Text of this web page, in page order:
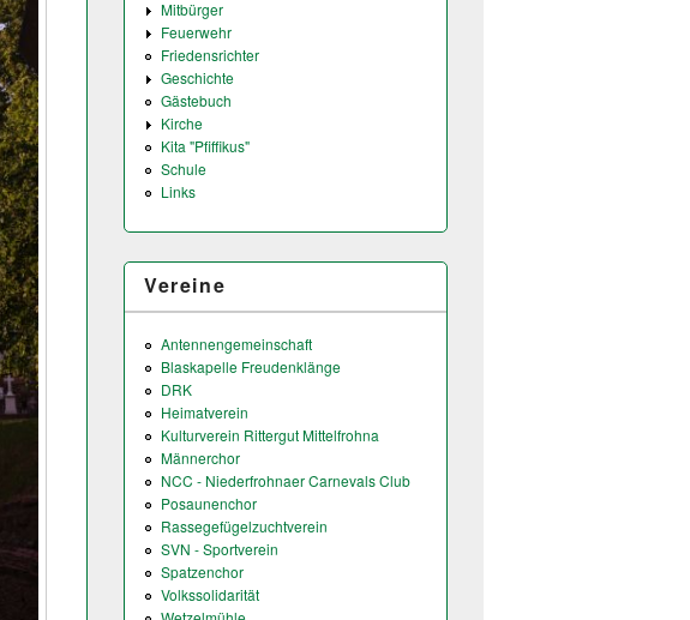
Mitbürger
Feuerwehr
Friedensrichter
Geschichte
Gästebuch
Kirche
Kita "Pfiffikus"
Schule
Links
Vereine
Antennengemeinschaft
Blaskapelle Freudenklänge
DRK
Heimatverein
Kulturverein Rittergut Mittelfrohna
Männerchor
NCC - Niederfrohnaer Carnevals Club
Posaunenchor
Rassegefügelzuchtverein
SVN - Sportverein
Spatzenchor
Volkssolidarität